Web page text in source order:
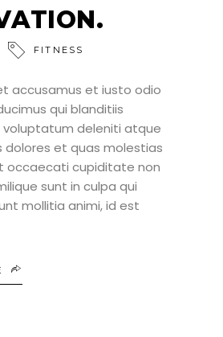
FITNESS
accusamus et iusto odio
qui blanditiis
deleniti atque
dolores et quas molestias
occaecati cupiditate non
sunt in culpa qui
mollitia animi, id est